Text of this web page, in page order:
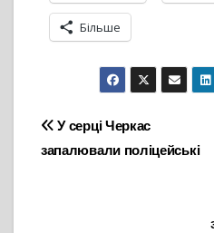
Більше
Навігація
У серці Черкас
запалювали поліцейські